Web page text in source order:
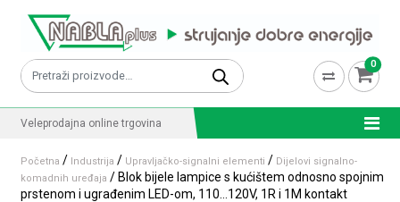
Pretraži: 0
Veleprodajna online trgovina
Početna / Industrija / Upravljačko-signalni elementi / Dijelovi signalno-
komadnih uređaja / Blok bijele lampice s kućištem odnosno spojnim
prstenom i ugrađenim LED-om, 110…120V, 1R i 1M kontakt